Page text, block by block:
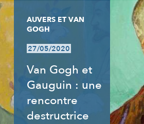
AUVERS ET VAN
GOGH
27/05/2020
Van Gogh et
Gauguin : une
rencontre
destructrice